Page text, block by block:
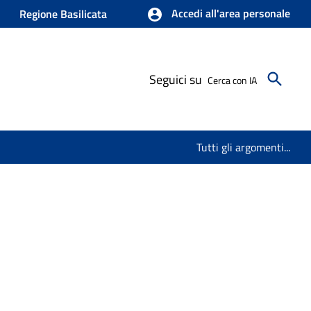
Regione Basilicata Accedi all'area personale
Seguici su Cerca con IA
Tutti gli argomenti...